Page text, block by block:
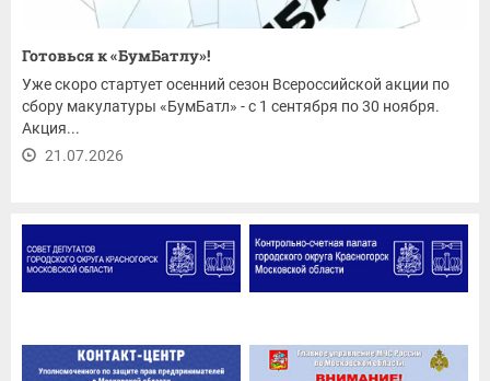
Готовься к «БумБатлу»!
Уже скоро стартует осенний сезон Всероссийской акции по
сбору макулатуры «БумБатл» - с 1 сентября по 30 ноября.
Акция...
21.07.2026